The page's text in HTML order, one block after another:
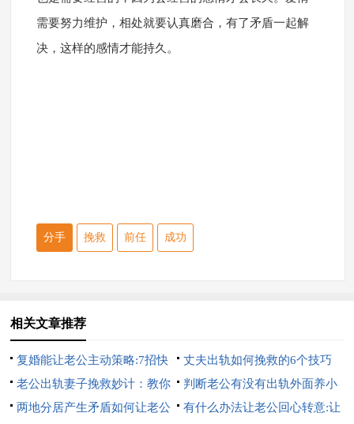
需要努力维护，相处就要认真磨合，有了矛盾一起解
决，这样的感情才能持久。
分手 挽救 前任 成功
相关文章推荐
复婚能让老公主动策略:7招快
速挽救丈夫的方法【口碑好】
丈夫出轨如何挽救的6个技巧
聪明妻子的做法
老公出轨妻子挽救妙计：教你
5招挽救出轨男人的心
判断老公有没有出轨外面养小
三的6个方法
两地分居产生矛盾如何让老公
有什么办法让老公回心转意:让